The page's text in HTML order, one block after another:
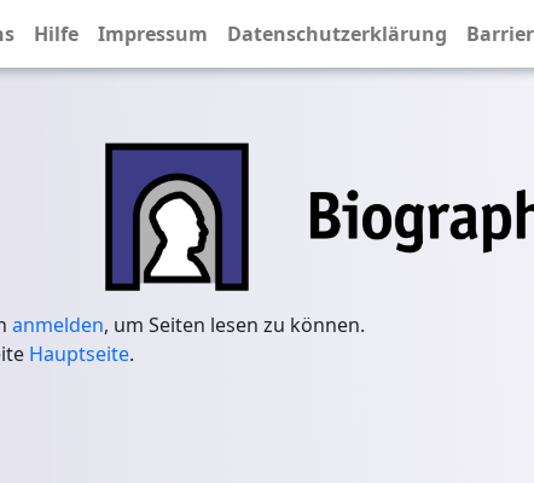
Hilfe Impressum Datenschutzerklärung
anmelden, um Seiten lesen zu können.
Hauptseite.